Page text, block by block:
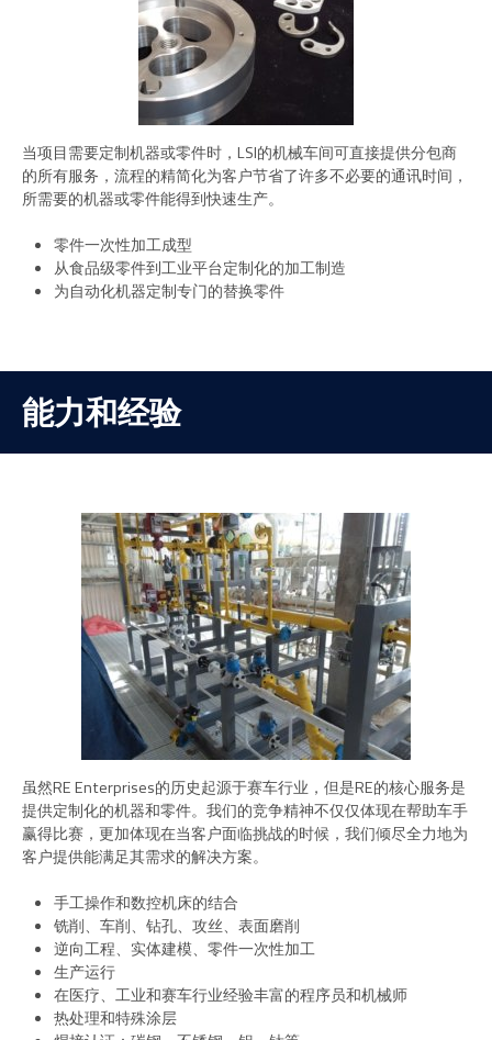
当项目需要定制机器或零件时，LSI的机械车间可直接提供分包商
的所有服务，流程的精简化为客户节省了许多不必要的通讯时间，
所需要的机器或零件能得到快速生产。
零件一次性加工成型
从食品级零件到工业平台定制化的加工制造
为自动化机器定制专门的替换零件
能力和经验
虽然RE Enterprises的历史起源于赛车行业，但是RE的核心服务是
提供定制化的机器和零件。我们的竞争精神不仅仅体现在帮助车手
赢得比赛，更加体现在当客户面临挑战的时候，我们倾尽全力地为
客户提供能满足其需求的解决方案。
手工操作和数控机床的结合
铣削、车削、钻孔、攻丝、表面磨削
逆向工程、实体建模、零件一次性加工
生产运行
在医疗、工业和赛车行业经验丰富的程序员和机械师
热处理和特殊涂层